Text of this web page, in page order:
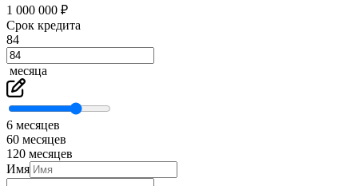
1 000 000 ₽
Срок кредита
84
месяца
6 месяцев
60 месяцев
120 месяцев
Имя